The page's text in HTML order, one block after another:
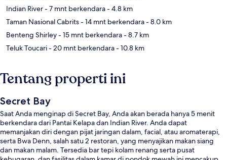
Indian River- 7 mnt berkendara- 4.8 km
Taman Nasional Cabrits- 14 mnt berkendara- 8.0 km
Benteng Shirley- 15 mnt berkendara- 8.7 km
Teluk Toucari- 20 mnt berkendara- 10.8 km
Tentang properti ini
Secret Bay
Saat Anda menginap di Secret Bay, Anda akan berada hanya 5 menit
berkendara dari Pantai Kelapa dan Indian River. Anda dapat
memanjakan diri dengan pijat jaringan dalam, facial, atau aromaterapi,
serta Bwa Denn, salah satu 2 restoran, yang menyajikan makan siang
dan makan malam. Tersedia bar tepi kolam renang serta pusat